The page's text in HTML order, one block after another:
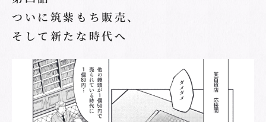
ついに筑紫もち販売、
そして新たな時代へ